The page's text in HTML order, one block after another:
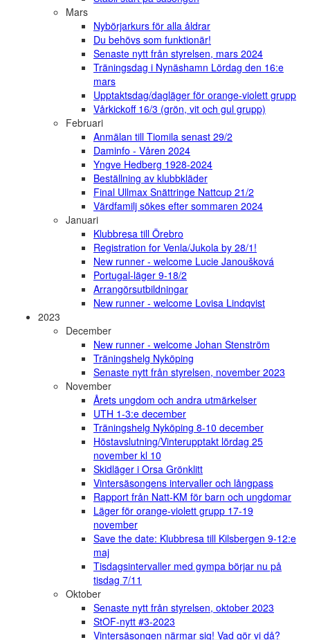
Mars
Nybörjarkurs för alla åldrar
Du behövs som funktionär!
Senaste nytt från styrelsen, mars 2024
Träningsdag i Nynäshamn Lördag den 16:e
mars
Upptaktsdag/dagläger för orange-violett grupp
Vårkickoff 16/3 (grön, vit och gul grupp)
Februari
Anmälan till Tiomila senast 29/2
Daminfo - Våren 2024
Yngve Hedberg 1928-2024
Beställning av klubbkläder
Final Ullmax Snättringe Nattcup 21/2
Värdfamilj sökes efter sommaren 2024
Januari
Klubbresa till Örebro
Registration for Venla/Jukola by 28/1!
New runner - welcome Lucie Janoušková
Portugal-läger 9-18/2
Arrangörsutbildningar
New runner - welcome Lovisa Lindqvist
2023
December
New runner - welcome Johan Stenström
Träningshelg Nyköping
Senaste nytt från styrelsen, november 2023
November
Årets ungdom och andra utmärkelser
UTH 1-3:e december
Träningshelg Nyköping 8-10 december
Höstavslutning/Vinterupptakt lördag 25
november kl 10
Skidläger i Orsa Grönklitt
Vintersäsongens intervaller och långpass
Rapport från Natt-KM för barn och ungdomar
Läger för orange-violett grupp 17-19
november
Save the date: Klubbresa till Kilsbergen 9-12:e
maj
Tisdagsintervaller med gympa börjar nu på
tisdag 7/11
Oktober
Senaste nytt från styrelsen, oktober 2023
StOF-nytt #3-2023
Vintersäsongen närmar sig! Vad gör vi då?